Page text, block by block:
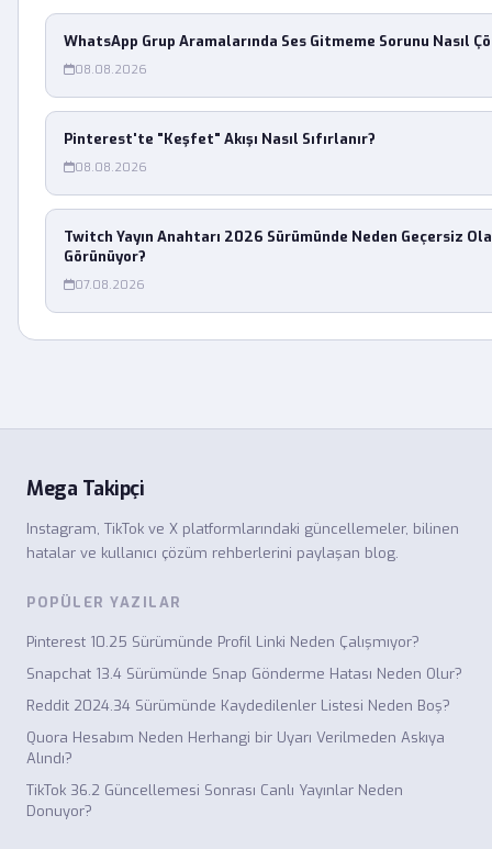
WhatsApp Grup Aramalarında Ses Gitmeme Sorunu Nasıl
08.08.2026
Pinterest'te "Keşfet" Akışı Nasıl Sıfırlanır?
08.08.2026
Twitch Yayın Anahtarı 2026 Sürümünde Neden Geçersiz
Görünüyor?
07.08.2026
Mega Takipçi
Instagram, TikTok ve X platformlarındaki güncellemeler, bilinen
hatalar ve kullanıcı çözüm rehberlerini paylaşan blog.
POPÜLER YAZILAR
Pinterest 10.25 Sürümünde Profil Linki Neden Çalışmıyor?
Snapchat 13.4 Sürümünde Snap Gönderme Hatası Neden Olur?
Reddit 2024.34 Sürümünde Kaydedilenler Listesi Neden Boş?
Quora Hesabım Neden Herhangi bir Uyarı Verilmeden Askıya
Alındı?
TikTok 36.2 Güncellemesi Sonrası Canlı Yayınlar Neden
Donuyor?